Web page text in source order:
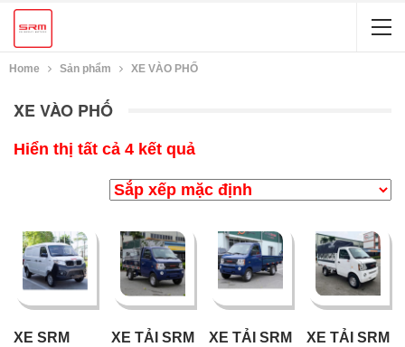
Home Sản phẩm XE VÀO PHỐ
XE VÀO PHỐ
Hiển thị tất cả 4 kết quả
XE SRM
XE TẢI SRM
XE TẢI SRM
XE TẢI SRM